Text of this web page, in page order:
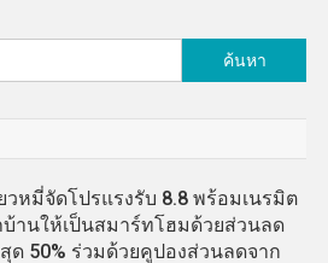
สำหรับ:
วหมี่จัดโปรแรงรับ 8.8 พร้อมเนรมิต
านให้เป็นสมาร์ทโฮมด้วยส่วนลด
ด 50% ร่วมด้วยคูปองส่วนลดจาก